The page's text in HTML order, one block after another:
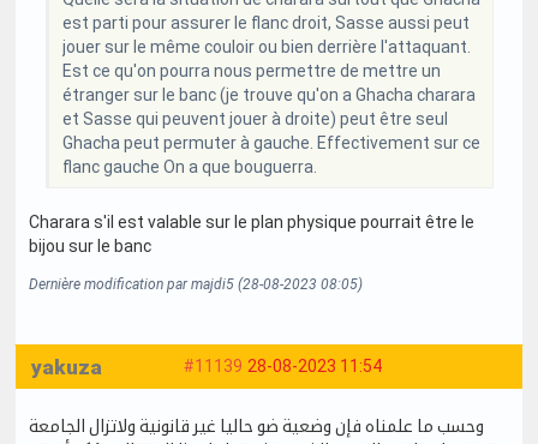
est parti pour assurer le flanc droit, Sasse aussi peut
jouer sur le même couloir ou bien derrière l'attaquant.
Est ce qu'on pourra nous permettre de mettre un
étranger sur le banc (je trouve qu'on a Ghacha charara
et Sasse qui peuvent jouer à droite) peut être seul
Ghacha peut permuter à gauche. Effectivement sur ce
flanc gauche On a que bouguerra.
Charara s'il est valable sur le plan physique pourrait être le
bijou sur le banc
Dernière modification par majdi5 (28-08-2023 08:05)
#11139 28-08-2023 11:54
yakuza
وحسب ما علمناه فإن وضعية ضو حاليا غير قانونية ولاتزال الجامعة